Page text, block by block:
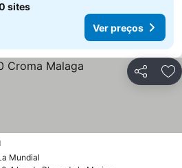
sites
Ver preços
Partilhar
Mundial